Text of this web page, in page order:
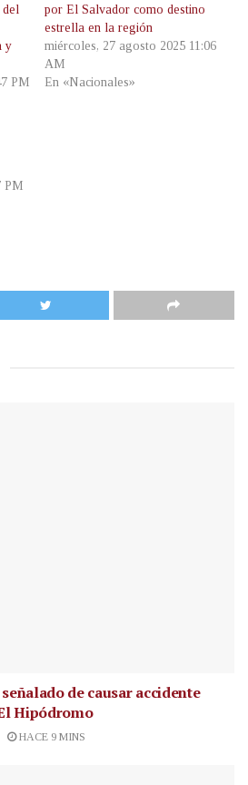
del
y
PM
por El Salvador como destino
estrella en la región
miércoles, 27 agosto 2025 11:06
AM
En «Nacionales»
PM
de causar accidente
Hipódromo
HACE 9 MINS